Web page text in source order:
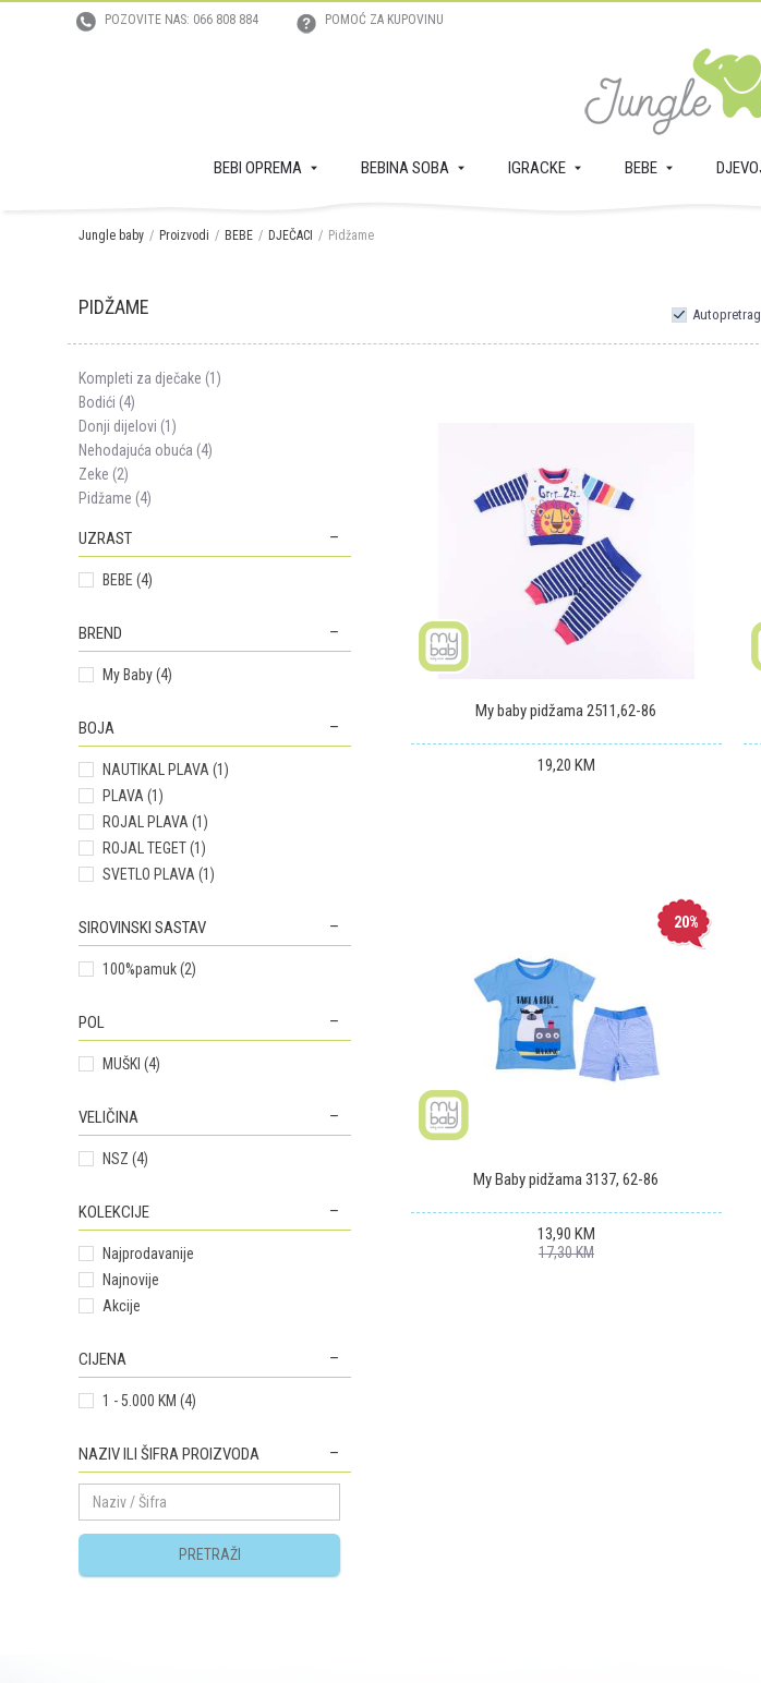
POZOVITE NAS: 066 808 884 POMOĆ ZA KUPOVINU
BEBI OPREMA BEBINA SOBA IGRACKE BEBE
Jungle baby Proizvodi BEBE DJEČACI Pidžame
PIDŽAME
Kompleti za dječake (1)
Bodići (4)
Donji dijelovi (1)
Nehodajuća obuća (4)
Zeke (2)
Pidžame (4)
UZRAST
BEBE (4)
BREND
My Baby (4)
BOJA
NAUTIKAL PLAVA (1)
PLAVA (1)
ROJAL PLAVA (1)
ROJAL TEGET (1)
SVETLO PLAVA (1)
SIROVINSKI SASTAV
100%pamuk (2)
POL
MUŠKI (4)
VELIČINA
NSZ (4)
KOLEKCIJE
Najprodavanije
Najnovije
Akcije
CIJENA
1 - 5.000 KM (4)
NAZIV ILI ŠIFRA PROIZVODA
PRETRAŽI
My baby pidžama 2511,62-86
19,20 KM
20%
My Baby pidžama 3137, 62-86
13,90 KM
17,30KM